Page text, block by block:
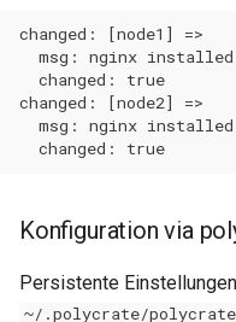
Konfiguration via
Persistente
~/.polycrate/